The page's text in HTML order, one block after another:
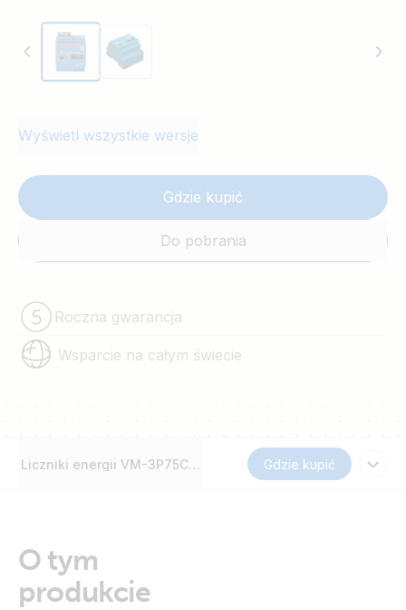
Wyświetl wszystkie wersje
Gdzie kupić
Do pobrania
Roczna gwarancja
Wsparcie na całym świecie
Liczniki energii VM-3P75CT, ET112, ET340, EM24 Ethernet i
Gdzie kupić
O tym
produkcie